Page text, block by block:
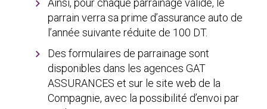
Ainsi, pour chaque parrainage validé, le
parrain verra sa prime d’assurance auto de
l’année suivante réduite de 100 DT.
Des formulaires de parrainage sont
disponibles dans les agences GAT
ASSURANCES et sur le site web de la
Compagnie, avec la possibilité d’envoi par